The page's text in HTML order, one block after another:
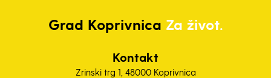
Grad Koprivnica Za život.
Kontakt
Zrinski trg 1, 48000 Koprivnica